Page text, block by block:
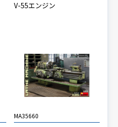
V-55エンジン
MA35660